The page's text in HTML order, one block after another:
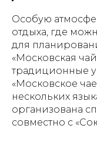
Особую
отдыха, где
для
«Московская
традиционные
«Московское
нескольких
организована
совместно с